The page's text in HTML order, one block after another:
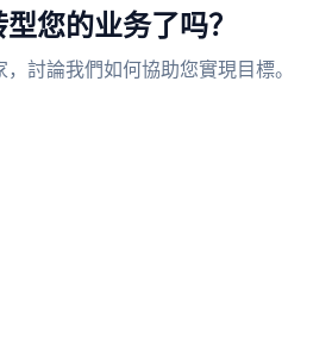
您的业务了吗？
討論我們如何協助您實現目標。